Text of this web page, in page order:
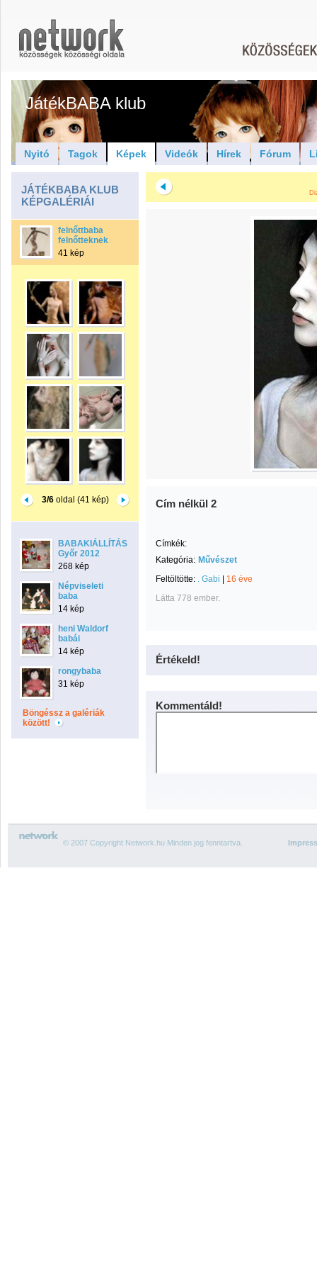
JátékBABA klub
Nyitó Tagok Képek Videók Hírek Fórum
JÁTÉKBABA KLUB
KÉPGALÉRIÁI
felnőttbaba
felnőtteknek
41 kép
3/6oldal (41 kép)
BABAKIÁLLÍTÁS
Győr 2012
268 kép
Népviseleti
baba
14 kép
heni Waldorf
babái
14 kép
rongybaba
31 kép
Böngéssz a galériák
között!
Cím nélkül 2
Címkék:
Kategória: Művészet
Feltöltötte: . Gabi
16 éve
Látta 778 ember.
Értékeld!
Kommentáld!
© 2007 Copyright Network.hu Minden jog fenntartva.